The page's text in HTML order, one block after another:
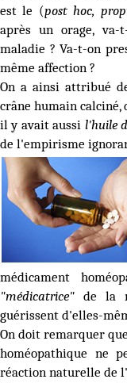
est le (post hoc,
après un orage,
maladie ? Va-t-on
même affection ?
On a ainsi attribué
crâne humain calciné,
il y avait aussi l'huile
de l'empirisme
médicament
"médicatrice" de la
guérissent d'elles-
On doit remarquer
homéopathique ne
réaction naturelle de